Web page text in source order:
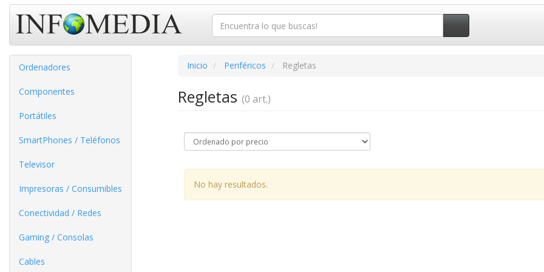
Ordenadores
Componentes
Portátiles
SmartPhones / Teléfonos
Televisor
Impresoras / Consumibles
Conectividad / Redes
Gaming / Consolas
Cables
Inicio Periféricos Regletas
Regletas (0 art.)
No hay resultados.